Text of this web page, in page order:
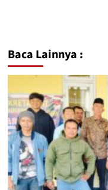
Baca Lainnya :